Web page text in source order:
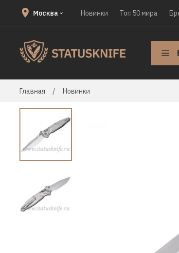
Москва Новинки Топ 50 мира
Главная Новинки